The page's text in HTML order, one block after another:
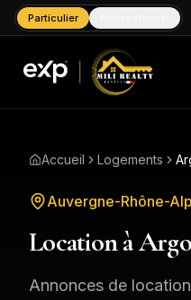
Particulier
Accueil Logements
Auvergne-Rhône-
Location à
Annonces de